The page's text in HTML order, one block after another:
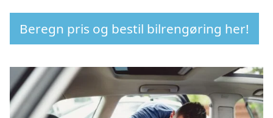
Beregn pris og bestil bilrengøring her!